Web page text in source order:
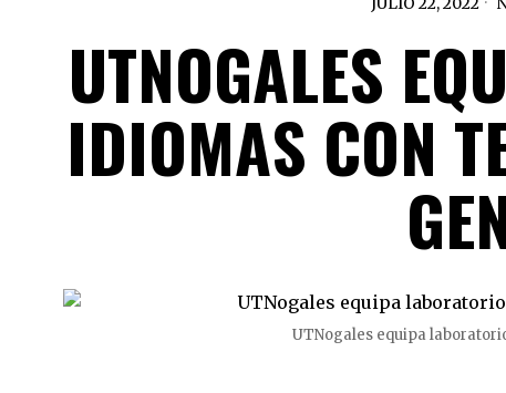
UTNOGALES
IDIOMAS CON
UTNogales equipa